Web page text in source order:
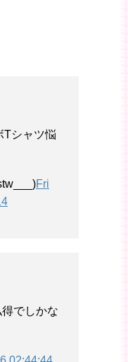
Tシャツ悩
Fri
でしかな